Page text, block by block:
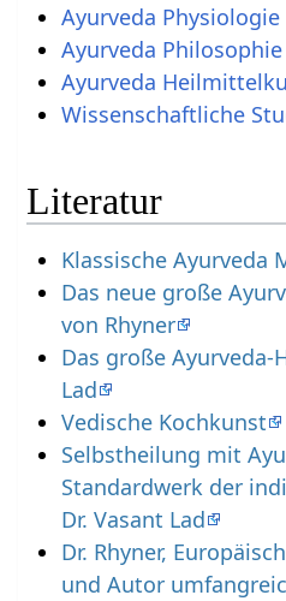
Ayurveda Physiologie
Ayurveda Philosophie
Ayurveda
Wissenschaftliche
Literatur
Klassische Ayurveda
Das neue große
von Rhyner
Das große Ayurveda-
Lad
Vedische Kochkunst
Selbstheilung mit
Standardwerk der
Dr. Vasant Lad
Dr. Rhyner,
und Autor